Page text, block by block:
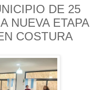
DE 25
NUEVA ETAPA
COSTURA